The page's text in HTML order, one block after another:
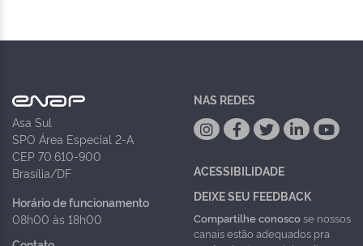
Asa Sul
SPO Área Especial 2-A
CEP 70.610-900
Brasília/DF
Horário de funcionamento
08h00 às 18h00
NAS REDES
ACESSIBILIDADE
DEIXE SEU FEEDBACK
Compartilhe conoscose nossos
canais estão adequados pra